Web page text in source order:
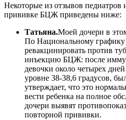
Некоторые из отзывов педиатров
прививке БЦЖ приведены ниже:
Татьяна.Моей дочери в
По Национальному
ревакцинировать против
инъекцию БЦЖ: после
девочки около четырех
уровне 38-38,6 градусов,
утверждает, что это
вести ребенка на полное
дочери выявят
повторной прививки.